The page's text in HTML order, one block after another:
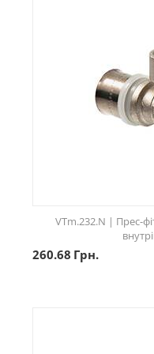
VTm.232.N | Прес-
260.68 Грн.